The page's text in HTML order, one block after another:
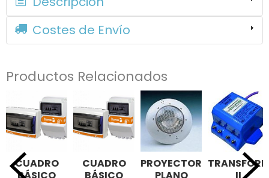
Costes de Envío
Productos Relacionados
CUADRO
CUADRO
PROYECTOR